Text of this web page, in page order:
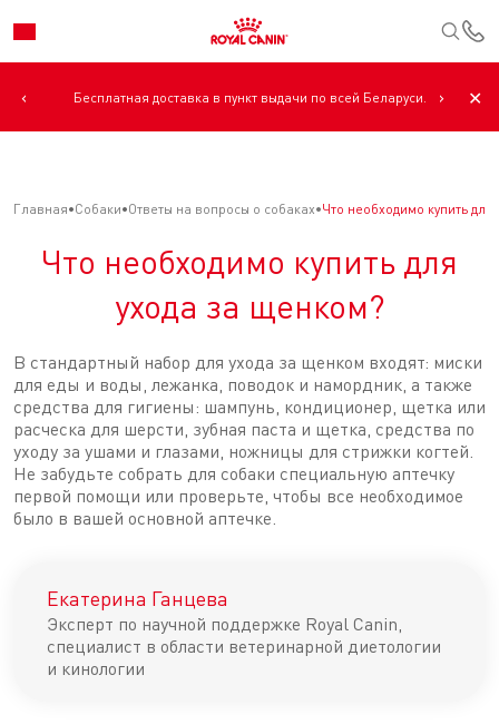
‹ Бесплатная доставка в пункт выдачи по всей Беларуси. › ✕
Главная Собаки Ответы на вопросы о собаках Что необходимо купить
Что необходимо купить для
ухода за щенком?
В стандартный набор для ухода за щенком входят: миски
для еды и воды, лежанка, поводок и намордник, а также
средства для гигиены: шампунь, кондиционер, щетка или
расческа для шерсти, зубная паста и щетка, средства по
уходу за ушами и глазами, ножницы для стрижки когтей.
Не забудьте собрать для собаки специальную аптечку
первой помощи или проверьте, чтобы все необходимое
было в вашей основной аптечке.
Екатерина Ганцева
Эксперт по научной поддержке Royal Canin,
специалист в области ветеринарной диетологии
и кинологии